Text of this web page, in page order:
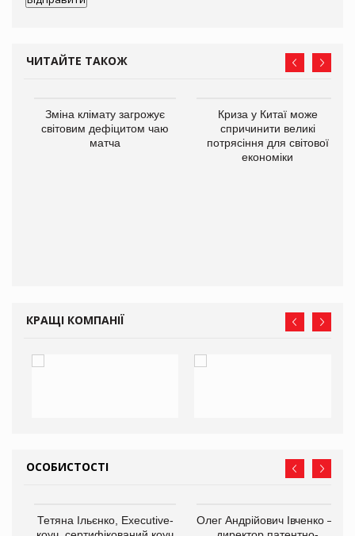
ЧИТАЙТЕ ТАКОЖ
Зміна клімату загрожує
світовим дефіцитом чаю
матча
Криза у Китаї може
спричинити великі
потрясіння для світової
економіки
КРАЩІ КОМПАНІЇ
ОСОБИСТОСТІ
Тетяна Ільєнко, Executive-
Олег Андрійович Івченко —